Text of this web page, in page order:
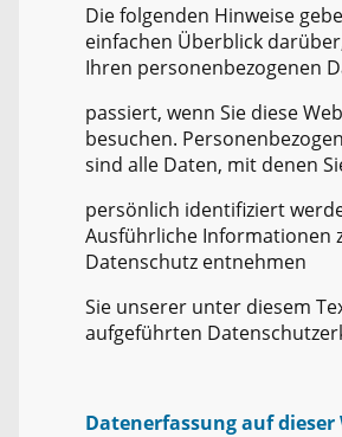
Die folgenden Hinweise
einfachen Überblick
Ihren personenbezogenen
passiert, wenn Sie diese
besuchen.
sind alle Daten, mit denen
persönlich identifiziert
Ausführliche Informationen
Datenschutz entnehmen
Sie unserer unter diesem
aufgeführten
Datenerfassung auf dieser